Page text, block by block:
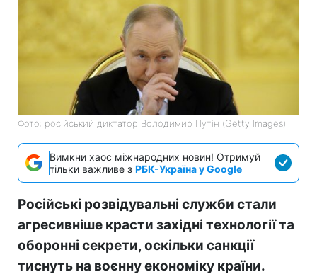
Фото: російський диктатор Володимир Путін (Getty Images)
Вимкни хаос міжнародних новин! Отримуй
тільки важливе з РБК-Україна у Google
Російські розвідувальні служби стали
агресивніше красти західні технології та
оборонні секрети, оскільки санкції
тиснуть на воєнну економіку країни.